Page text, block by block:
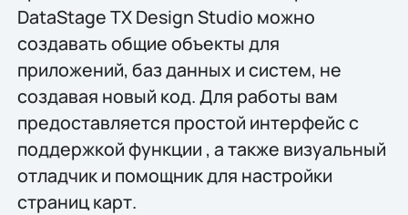
DataStage TX Design Studio можно
создавать общие объекты для
приложений, баз данных и систем, не
создавая новый код. Для работы вам
предоставляется простой интерфейс с
поддержкой функции , а также визуальный
отладчик и помощник для настройки
страниц карт.